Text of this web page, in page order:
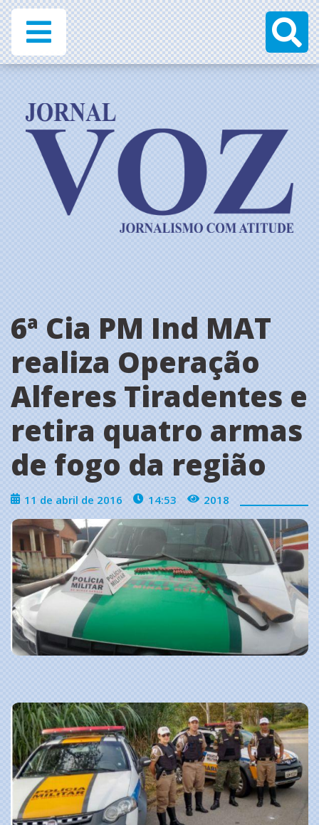
6ª Cia PM Ind MAT
realiza Operação
Alferes Tiradentes e
retira quatro armas
de fogo da região
11 de abril de 2016 14:53 2018